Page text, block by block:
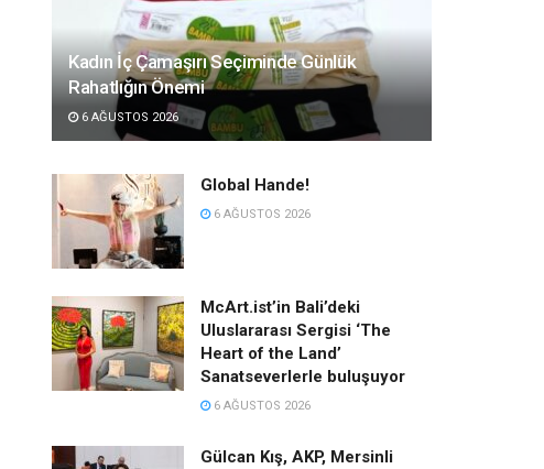
Kadın İç Çamaşırı Seçiminde Günlük
Rahatlığın Önemi
6 AĞUSTOS 2026
Global Hande!
6 AĞUSTOS 2026
McArt.ist’in Bali’deki
Uluslararası Sergisi ‘The
Heart of the Land’
Sanatseverlerle buluşuyor
6 AĞUSTOS 2026
Gülcan Kış, AKP, Mersinli